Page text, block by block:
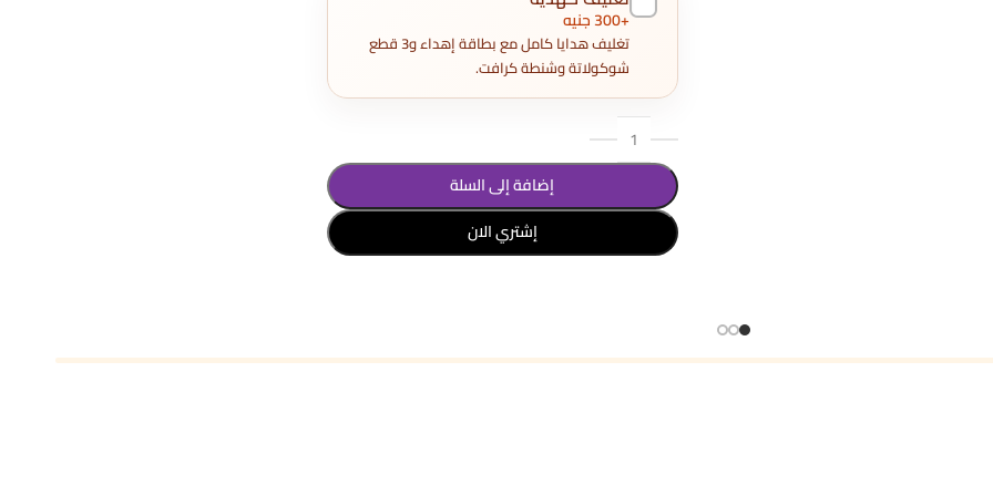
+300 جنيه
تغليف هدايا كامل مع بطاقة إهداء و3 قطع
شوكولاتة وشنطة كرافت.
إضافة إلى السلة
إشتري الان